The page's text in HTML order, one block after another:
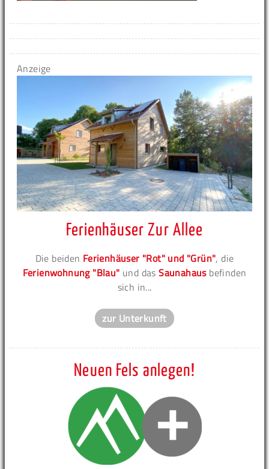
Anzeige
Ferienhäuser Zur Allee
Die beiden Ferienhäuser "Rot" und "Grün", die
Ferienwohnung "Blau" und dasSaunahausbefinden
sich in...
zur Unterkunft
Neuen Fels anlegen!